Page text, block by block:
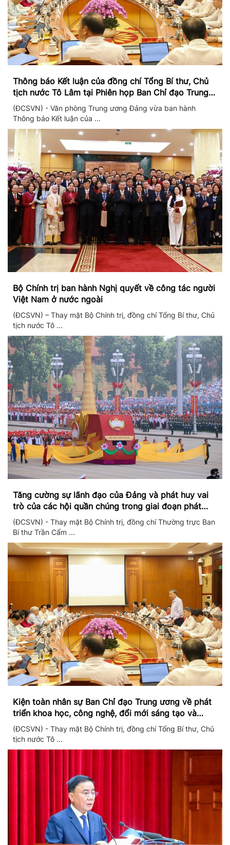
Thông báo Kết luận của đồng chí Tổng Bí thư, Chủ
tịch nước Tô Lâm tại Phiên họp Ban Chỉ đạo Trung
ương thực hiện Nghị quyết 57
(ĐCSVN) - Văn phòng Trung ương Đảng vừa ban hành
Thông báo Kết luận của ...
Bộ Chính trị ban hành Nghị quyết về công tác người
Việt Nam ở nước ngoài
(ĐCSVN) – Thay mặt Bộ Chính trị, đồng chí Tổng Bí thư, Chủ
tịch nước Tô ...
Tăng cường sự lãnh đạo của Đảng và phát huy vai
trò của các hội quần chúng trong giai đoạn phát
triển mới
(ĐCSVN) - Thay mặt Bộ Chính trị, đồng chí Thường trực Ban
Bí thư Trần Cẩm ...
Kiện toàn nhân sự Ban Chỉ đạo Trung ương về phát
triển khoa học, công nghệ, đổi mới sáng tạo và
chuyển đổi số
(ĐCSVN) - Thay mặt Bộ Chính trị, đồng chí Tổng Bí thư, Chủ
tịch nước Tô ...